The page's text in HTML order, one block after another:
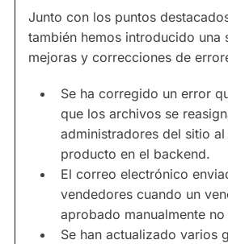
Junto con los puntos
también hemos introducido una
mejoras y correcciones de
Se ha corregido un error
que los archivos se
administradores del sitio
producto en el backend.
El correo electrónico
vendedores cuando un
aprobado manualmente
Se han actualizado varios